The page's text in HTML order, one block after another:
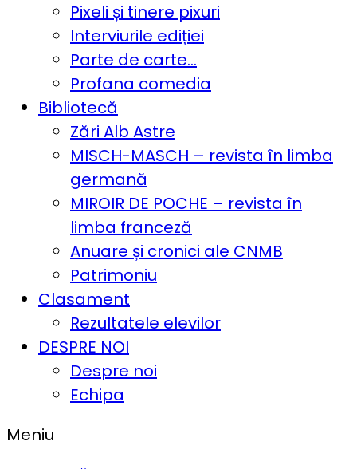
Pixeli și tinere pixuri
Interviurile ediției
Parte de carte…
Profana comedia
Bibliotecă
Zări Alb Astre
MISCH-MASCH – revista în limba
germană
MIROIR DE POCHE – revista în
limba franceză
Anuare și cronici ale CNMB
Patrimoniu
Clasament
Rezultatele elevilor
DESPRE NOI
Despre noi
Echipa
Meniu